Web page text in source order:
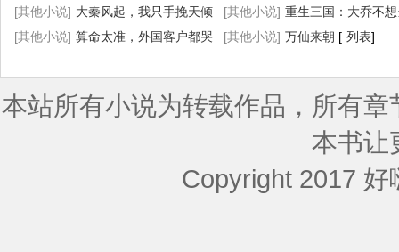
乱看[ 列表 ]
忙[ 列表]
[其他小说] 大秦风起，我只手挽天倾
[ 列表
[其他小说] 重生三国：大乔不
妇了[ 列表 ]
[其他小说] 算命太准，外国客户都哭
[其他小说] 万仙来朝 [ 列表]
本站所有小说为转载作品，所有
本书让
Copyright 2017